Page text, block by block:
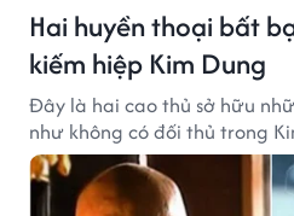
Hai huyền thoại bất
kiếm hiệp Kim Dung
Đây là hai cao thủ sở hữu
như không có đối thủ trong